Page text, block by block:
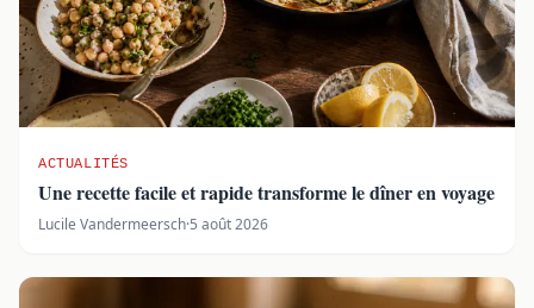
ACTUALITÉS
Une recette facile et rapide transforme le dîner en voyage
Lucile Vandermeersch·5 août 2026